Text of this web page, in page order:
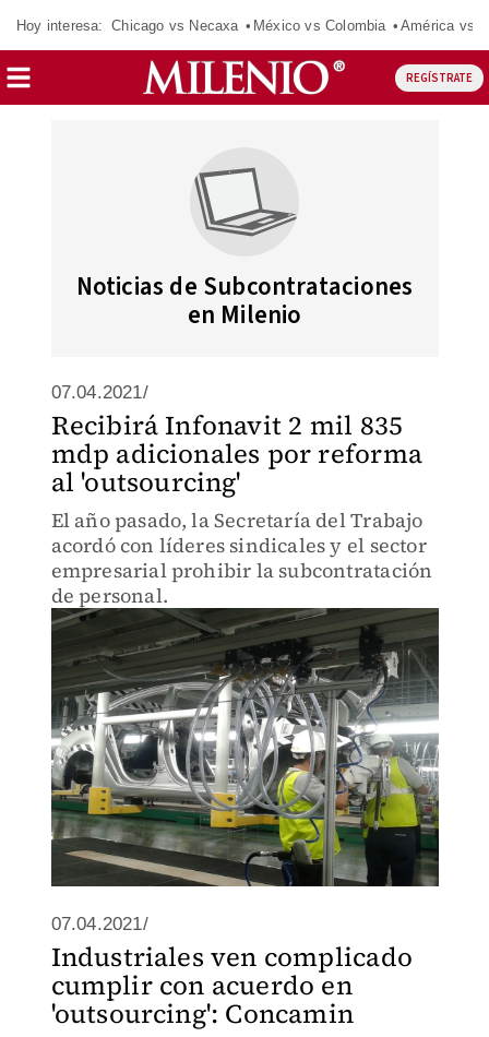
Hoy interesa: Chicago vs Necaxa México vs Colombia América vs
REGÍSTRATE
Noticias de Subcontrataciones
en Milenio
07.04.2021/
Recibirá Infonavit 2 mil 835
mdp adicionales por reforma
al 'outsourcing'
El año pasado, la Secretaría del Trabajo
acordó con líderes sindicales y el sector
empresarial prohibir la subcontratación
de personal.
07.04.2021/
Industriales ven complicado
cumplir con acuerdo en
'outsourcing': Concamin